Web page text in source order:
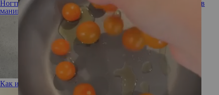
Ногти-кардиган: что представляет из себя очередной тренд в
маникюре?
Как избавиться от хронического невезения